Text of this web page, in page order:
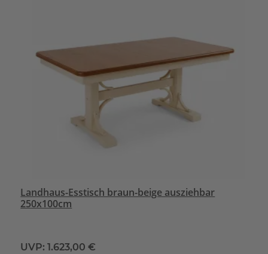
Landhaus-Esstisch braun-beige ausziehbar
250x100cm
UVP: 1.623,00 €